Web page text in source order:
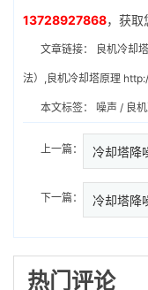
13728927868，获取
文章链接： 良机冷却
法）,良机冷却塔原理
本文标签： 噪声 / 良
上一篇：
下一篇：
热门评论